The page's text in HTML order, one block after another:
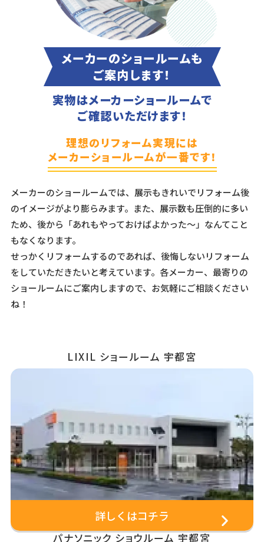
メーカーのショールームも
ご案内します！
実物はメーカーショールームで
ご確認いただけます！
理想のリフォーム実現には
メーカーショールームが一番です！
メーカーのショールームでは、展示もきれいでリフォーム後
のイメージがより膨らみます。また、展示数も圧倒的に多い
ため、後から「あれもやっておけばよかった～」なんてこと
もなくなります。
せっかくリフォームするのであれば、後悔しないリフォーム
をしていただきたいと考えています。各メーカー、最寄りの
ショールームにご案内しますので、お気軽にご相談ください
ね！
LIXIL ショールーム 宇都宮
詳しくはコチラ
パナソニック ショウルーム 宇都宮